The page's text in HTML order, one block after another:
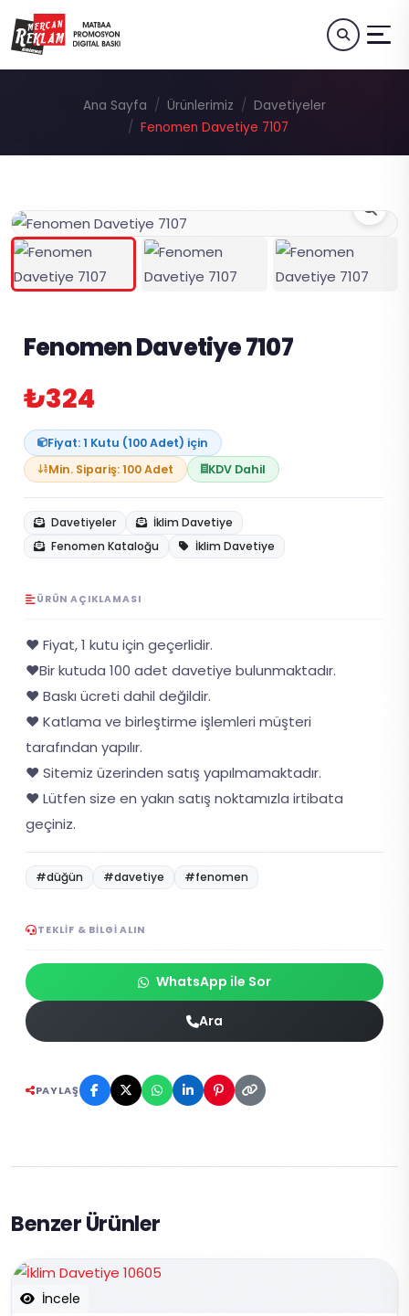
Ana Sayfa Ürünlerimiz
Davetiyeler
Fenomen Davetiye 7107
Fenomen Davetiye 7107
₺324
Fiyat: 1 Kutu (100 Adet) için
Min. Sipariş: 100 Adet
KDV Dahil
Davetiyeler
İklim Davetiye
Fenomen Kataloğu
İklim Davetiye
ÜRÜN AÇIKLAMASI
❤️ Fiyat, 1 kutu için geçerlidir.
❤️Bir kutuda 100 adet davetiye bulunmaktadır.
❤️ Baskı ücreti dahil değildir.
❤️ Katlama ve birleştirme işlemleri müşteri
tarafından yapılır.
❤️ Sitemiz üzerinden satış yapılmamaktadır.
❤️ Lütfen size en yakın satış noktamızla irtibata
geçiniz.
#düğün #davetiye #fenomen
TEKLIF & BILGI ALIN
WhatsApp ile Sor
Ara
PAYLAŞ
Benzer Ürünler
İncele